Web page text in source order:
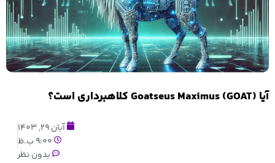
آیا Goatseus Maximus (GOAT) کلاهبرداری است؟
آبان 29, 1403
9:00 ب.ظ
بدون نظر